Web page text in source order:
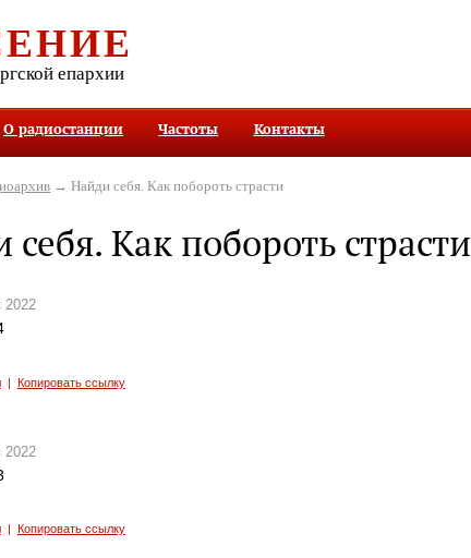
епархии
О радиостанции Частоты Контакты
→ Найди себя. Как побороть страсти
Как побороть страсти
2022
| Копировать ссылку
2022
| Копировать ссылку